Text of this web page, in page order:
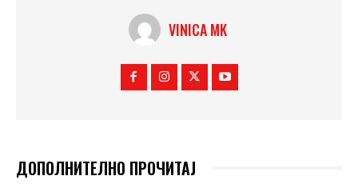
VINICA MK
ДОПОЛНИТЕЛНО ПРОЧИТАЈ